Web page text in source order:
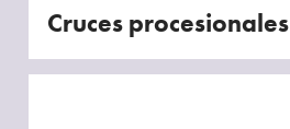
Cruces procesionales